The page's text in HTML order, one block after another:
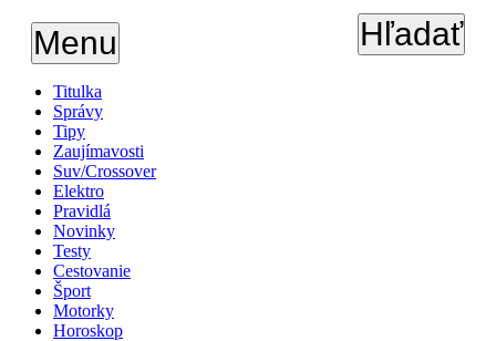
Menu Hľadať
Titulka
Správy
Tipy
Zaujímavosti
Suv/Crossover
Elektro
Pravidlá
Novinky
Testy
Cestovanie
Šport
Motorky
Horoskop